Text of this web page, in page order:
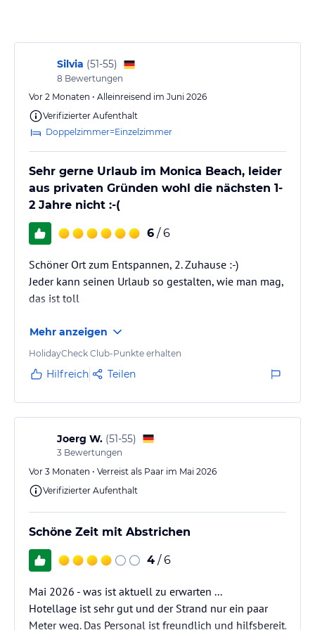
Hauptgerichten, Salaten und Nachspeisen. Das Restaurant bietet
ein großes Angebot für Frühstück, Mittagessen und Abendessen.
Hierzu gehören ein Grill für Fisch und Fleisch und Show-Cooking.
Wir weisen außerdem darauf hin, dass Männer beim Abendessen
lange Hosen tragen müssen; ärmellose Hemden sind nicht erlaubt.
Afrika-Bar:
Diese Bar befindet sich direkt am Strand und bietet in ihrer
umfangreichen Getränkekarte die leckersten, raffiniertesten und
unterschiedlichsten Cocktails und Batidos. Nebenbei genießen Sie
grandiosen Meerblick.
Pool- und Snackbar:
Fastfood sowie eine Vielzahl an Säften, Cocktails, Mix- und
Erfrischungsgetränken.
Diese Bar ermöglicht Ihnen während Ihres Urlaubs abends
einen Drink aus der umfangreichen Getränkekarte bei
spektakulärer Unterhaltung.
Sport und Unterhaltung
Erwachsene, einer davon im Winter beheizt, und ein Kinderpool).
An allen Pools befinden sich Liegestühle und Sonnenschirme,
sodass Sie einfach nur die Sonne geniessen oder Ihr
Lieblingsbuch lesen können.
Unser Hotel bietet verschiedene Sportmöglichkeiten: Tennis,
Minigolf, Tischtennis, Billard, Volleyball… In unmittelbarer Nähe ist
verfügt das Hotel über Tennisplätze und ein großes Fitnessstudio.
Jeden Tag bereitet unser Animationsteam eine Vielzahl von
sportlichen Aktivitäten, Wettbewerben und Spielen für alle
Altersgruppen vor, mit denen Sie Entspannung und Erholung mit
Silvia (51-55)
8 Bewertungen
Vor 2 Monaten • Alleinreisend im Juni 2026
Verifizierter Aufenthalt
Doppelzimmer=Einzelzimmer
Sehr gerne Urlaub im Monica Beach, leider
aus privaten Gründen wohl die nächsten 1-
2 Jahre nicht :-(
6 / 6
Schöner Ort zum Entspannen, 2. Zuhause :-)
Jeder kann seinen Urlaub so gestalten, wie man mag,
das ist toll
Mehr anzeigen
HolidayCheck Club-Punkte erhalten
Hilfreich Teilen
Joerg W. (51-55)
3 Bewertungen
Vor 3 Monaten • Verreist als Paar im Mai 2026
Verifizierter Aufenthalt
Schöne Zeit mit Abstrichen
4 / 6
Mai 2026 - was ist aktuell zu erwarten ...
Hotellage ist sehr gut und der Strand nur ein paar
Meter weg. Das Personal ist freundlich und hilfsbereit.